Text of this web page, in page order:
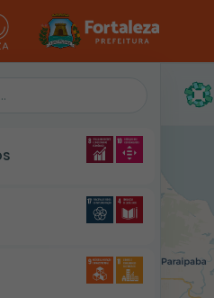
Mapa
Interesse Social